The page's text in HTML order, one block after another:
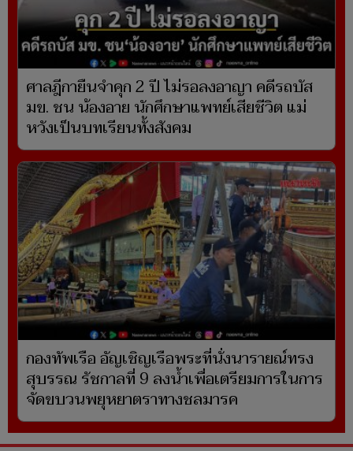
ศาลฎีกายืนจำคุก 2 ปี ไม่รอลงอาญา คดีรถบัส
มข. ชน น้องอาย นักศึกษาแพทย์เสียชีวิต แม่
หวังเป็นบทเรียนทั้งสังคม
กองทัพเรือ อัญเชิญเรือพระที่นั่งนารายณ์ทรง
สุบรรณ รัชกาลที่ 9 ลงน้ำเพื่อเตรียมการในการ
จัดขบวนพยุหยาตราทางชลมารค